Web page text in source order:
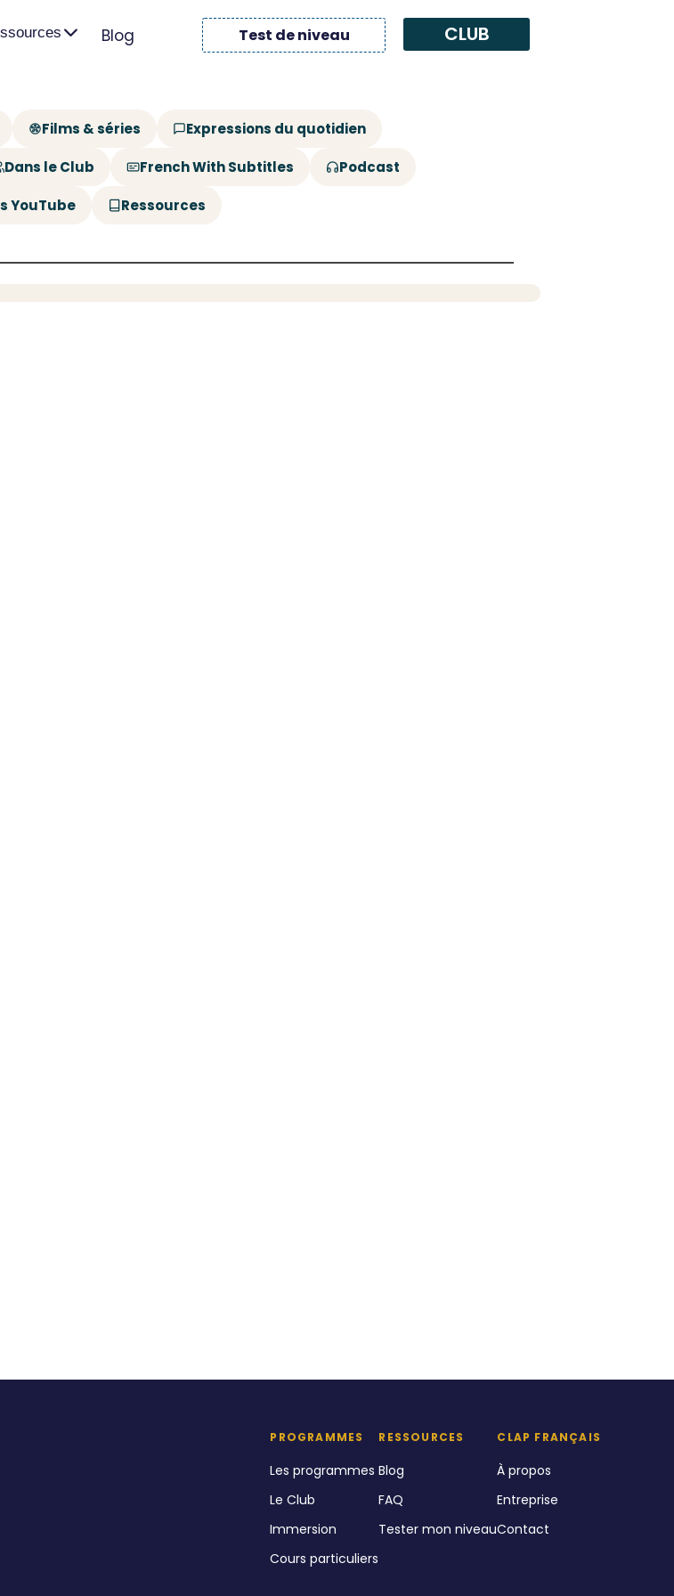
Blog Test de niveau CLUB
Films & séries Expressions du quotidien
Dans le Club French With Subtitles Podcast
YouTube Ressources
PROGRAMMES
Les programmes
Le Club
Immersion
Cours particuliers
RESSOURCES
Blog
FAQ
Tester mon niveau
CLAP FRANÇAIS
À propos
Entreprise
Contact